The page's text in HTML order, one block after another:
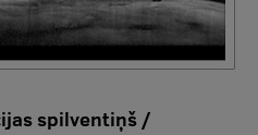
spilventiņš /